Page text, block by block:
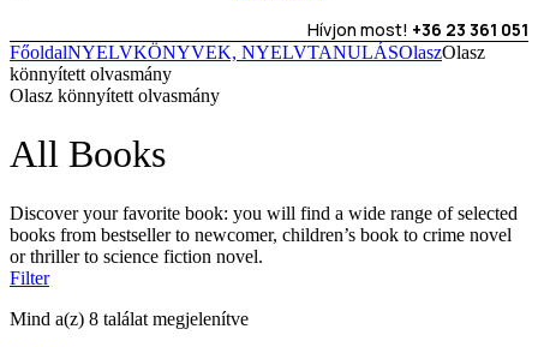
Hívjon most! +36 23 361 051
FőoldalNYELVKÖNYVEK, NYELVTANULÁSOlaszOlasz
könnyített olvasmány
Olasz könnyített olvasmány
All Books
Discover your favorite book: you will find a wide range of selected
books from bestseller to newcomer, children’s book to crime novel
or thriller to science fiction novel.
Filter
Mind a(z) 8 találat megjelenítve